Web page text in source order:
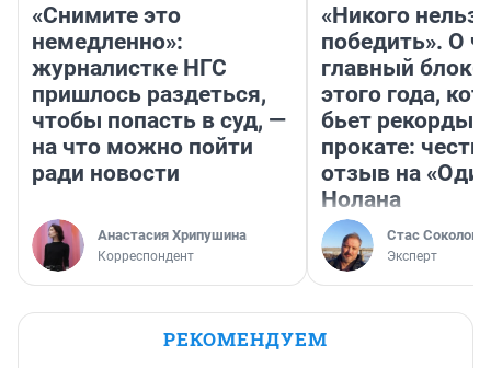
«Снимите это
немедленно»:
журналистке НГС
пришлось раздеться,
чтобы попасть в суд, —
на что можно пойти
ради новости
Анастасия Хрипушина
Корреспондент
«Никого нельзя
победить». О
главный
этого года,
бьет рекорды в
прокате:
отзыв на
Нолана
Стас Соколов
Эксперт
РЕКОМЕНДУЕМ